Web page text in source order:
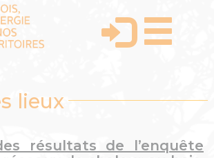
lieux
résultats de l’enquête